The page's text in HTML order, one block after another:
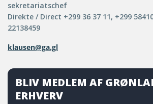
sekretariatschef
Direkte / Direct +299 36 37 11, +299
22138459
klausen@ga.gl
BLIV MEDLEM AF
ERHVERV